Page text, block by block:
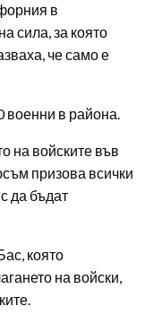
в
сила, за която
че само е
военни в района.
на войските във
призова всички
да бъдат
която
на войски,